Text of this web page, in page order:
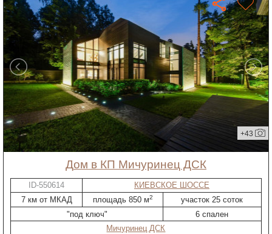
+43
дом в КП Мичуринец ДСК
ID-550614
КИЕВСКОЕ ШОССЕ
7 км от МКАД
площадь 850 м2
участок 25 соток
"под ключ"
6 спален
Мичуринец ДСК